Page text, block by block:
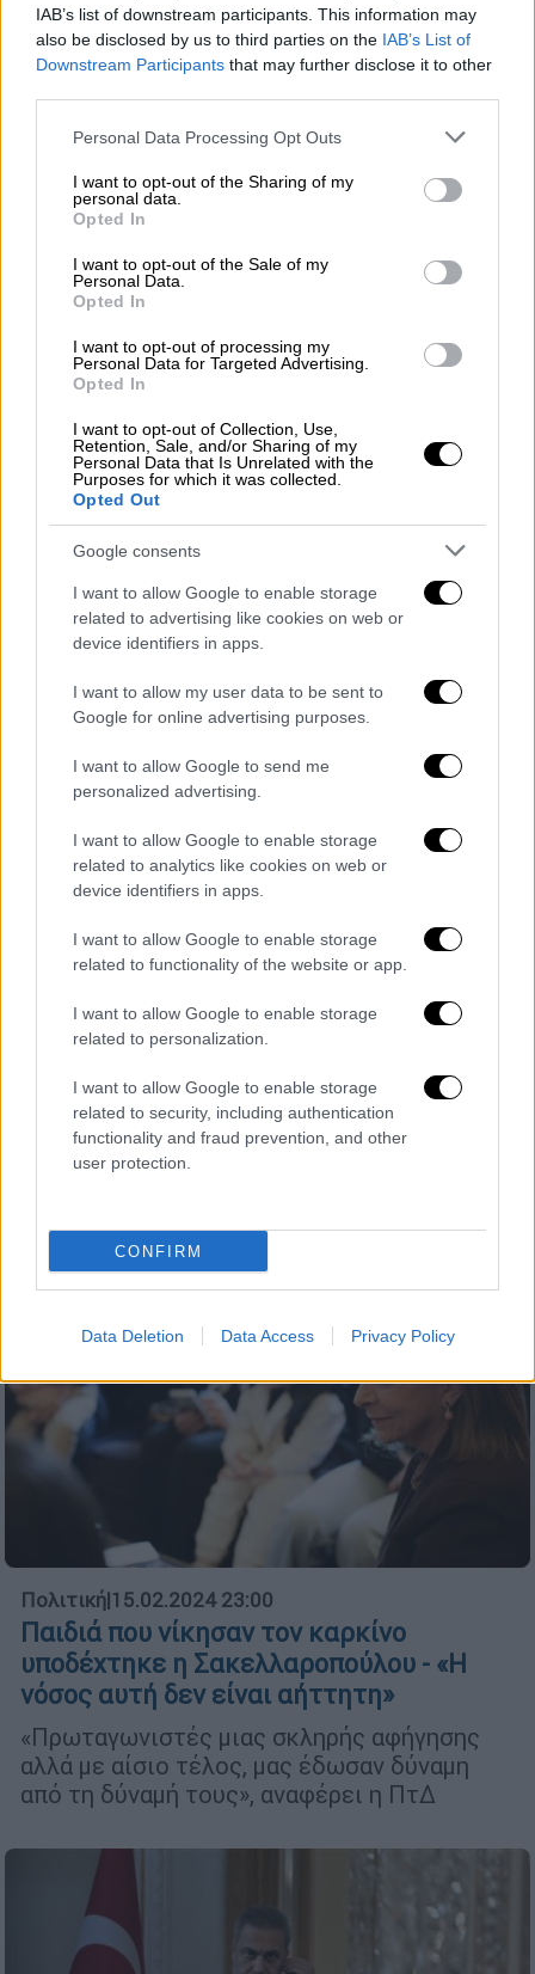
IAB’s list of downstream participants. This information may
also be disclosed by us to third parties on the IAB’s List of
Downstream Participants that may further disclose it to other
Please note that this website/app uses one or more Google
not limited to your visit or usage behaviour. You may click to
grant or deny consent to Google and its third-party tags to
use your data for below specified purposes in below Google
consent section.
Personal Data Processing Opt Outs
I want to opt-out of the Sharing of my
personal data.
Opted In
I want to opt-out of the Sale of my
Personal Data.
Opted In
I want to opt-out of processing my
Personal Data for Targeted Advertising.
Opted In
I want to opt-out of Collection, Use,
Retention, Sale, and/or Sharing of my
Personal Data that Is Unrelated with the
Purposes for which it was collected.
Opted Out
Google consents
I want to allow Google to enable storage
related to advertising like cookies on web or
device identifiers in apps.
I want to allow my user data to be sent to
Google for online advertising purposes.
I want to allow Google to send me
personalized advertising.
I want to allow Google to enable storage
related to analytics like cookies on web or
device identifiers in apps.
I want to allow Google to enable storage
related to functionality of the website or app.
I want to allow Google to enable storage
related to personalization.
I want to allow Google to enable storage
related to security, including authentication
functionality and fraud prevention, and other
user protection.
CONFIRM
Data Deletion Data Access Privacy Policy
Κόσμος|15.02.2024 23:16
Έβαλε το πιάνο στο ποδήλατο, γυρνάει
τους δρόμους και παίζει
O Ματ δήλωσε ότι στόχος του είναι να
εμφυσήσει την τέχνη στα παιδιά και τους
νέους
Επεισόδια στο ΑΠΘ: Φωτοβολίδες και
κρότου λάμψης μετά την πορεία στη
Θεσσαλονίκη
Νέα ένταση σημειώθηκε το βράδυ της
Πέμπτης στον χώρο του ΑΠΘ
Πολιτική|15.02.2024 23:00
Παιδιά που νίκησαν τον καρκίνο
υποδέχτηκε η Σακελλαροπούλου - «Η
νόσος αυτή δεν είναι αήττητη»
«Πρωταγωνιστές μιας σκληρής αφήγησης
αλλά με αίσιο τέλος, μας έδωσαν δύναμη
από τη δύναμή τους», αναφέρει η ΠτΔ